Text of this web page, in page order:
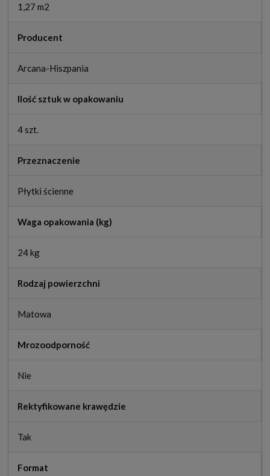
1,27 m2
Producent
Arcana-Hiszpania
Ilość sztuk w opakowaniu
4 szt.
Przeznaczenie
Płytki ścienne
Waga opakowania (kg)
24 kg
Rodzaj powierzchni
Matowa
Mrozoodporność
Nie
Rektyfikowane krawędzie
Tak
Format